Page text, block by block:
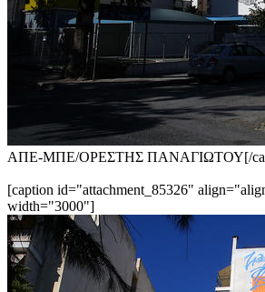
ΑΠΕ-ΜΠΕ/ΟΡΕΣΤΗΣ ΠΑΝΑΓΙΩΤΟΥ[/
[caption id="attachment_85326"
width="3000"]